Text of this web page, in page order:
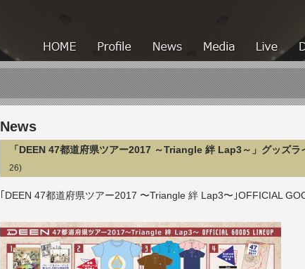
HOME Profile News Media
News
「DEEN 47都道府県ツアー2017 ～Triangle 絆 Lap3～」グッズ
26)
｢DEEN 47都道府県ツアー2017 〜Triangle 絆 Lap3〜｣OFFICIAL